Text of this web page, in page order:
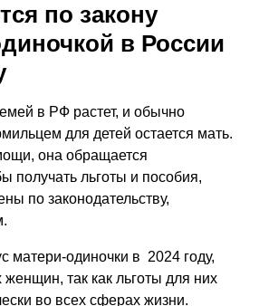
по закону
в России
в РФ растет, и обычно
для детей остается мать.
она обращается
получать льготы и пособия,
по законодательству,
матери-одиночки в 2024 году,
женщин, так как льготы для них
во всех сферах жизни.